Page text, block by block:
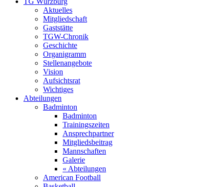
Aktuelles
Mitgliedschaft
Gaststätte
TGW-Chronik
Geschichte
Organigramm
Stellenangebote
Vision
Aufsichtsrat
Wichtiges
Abteilungen
Badminton
Badminton
Trainingszeiten
Ansprechpartner
Mitgliedsbeitrag
Mannschaften
Galerie
« Abteilungen
American Football